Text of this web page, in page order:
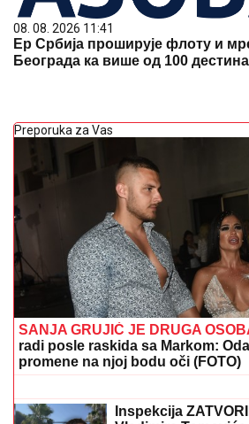
08. 08. 2026 11:41
Ер Србија проширује флоту и
Београда ка више од 100
Preporuka za Vas
SANJA GRUJIĆ JE DRUGA
radi posle raskida sa Markom:
promene na njoj bodu oči (FOTO)
IZNENAĐENJE U
LATICAMA RUŽE: